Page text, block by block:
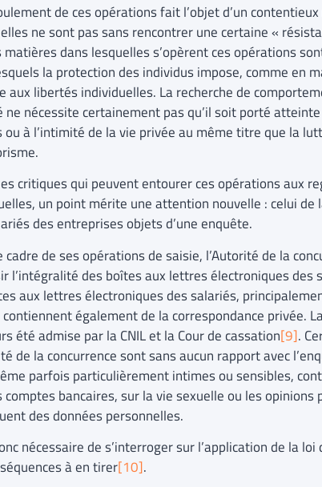
de ces opérations fait l’objet d’un
ne sont pas sans rencontrer une certaine «
matières dans lesquelles s’opèrent ces opérations
la protection des individus impose, comme en
aux libertés individuelles. La recherche de
ne nécessite certainement pas qu’il soit porté
ou à l’intimité de la vie privée au même titre que la
critiques qui peuvent entourer ces opérations aux
un point mérite une attention nouvelle : celui de
des entreprises objets d’une enquête.
cadre de ses opérations de saisie, l’Autorité de la
l’intégralité des boîtes aux lettres électroniques des
aux lettres électroniques des salariés,
également de la correspondance privée.
été admise par la CNIL et la Cour de cassation[9].
de la concurrence sont sans aucun rapport avec
parfois particulièrement intimes ou sensibles,
comptes bancaires, sur la vie sexuelle ou les
des données personnelles.
nécessaire de s’interroger sur l’application de la
à en tirer[10].